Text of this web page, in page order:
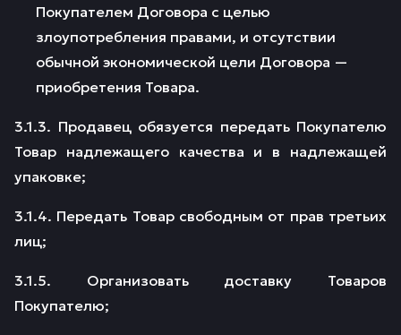
Покупателем Договора с целью
злоупотребления правами, и отсутствии
обычной экономической цели Договора —
приобретения Товара.
3.1.3. Продавец обязуется передать Покупателю
Товар надлежащего качества и в надлежащей
упаковке;
3.1.4. Передать Товар свободным от прав третьих
лиц;
3.1.5. Организовать доставку Товаров
Покупателю;